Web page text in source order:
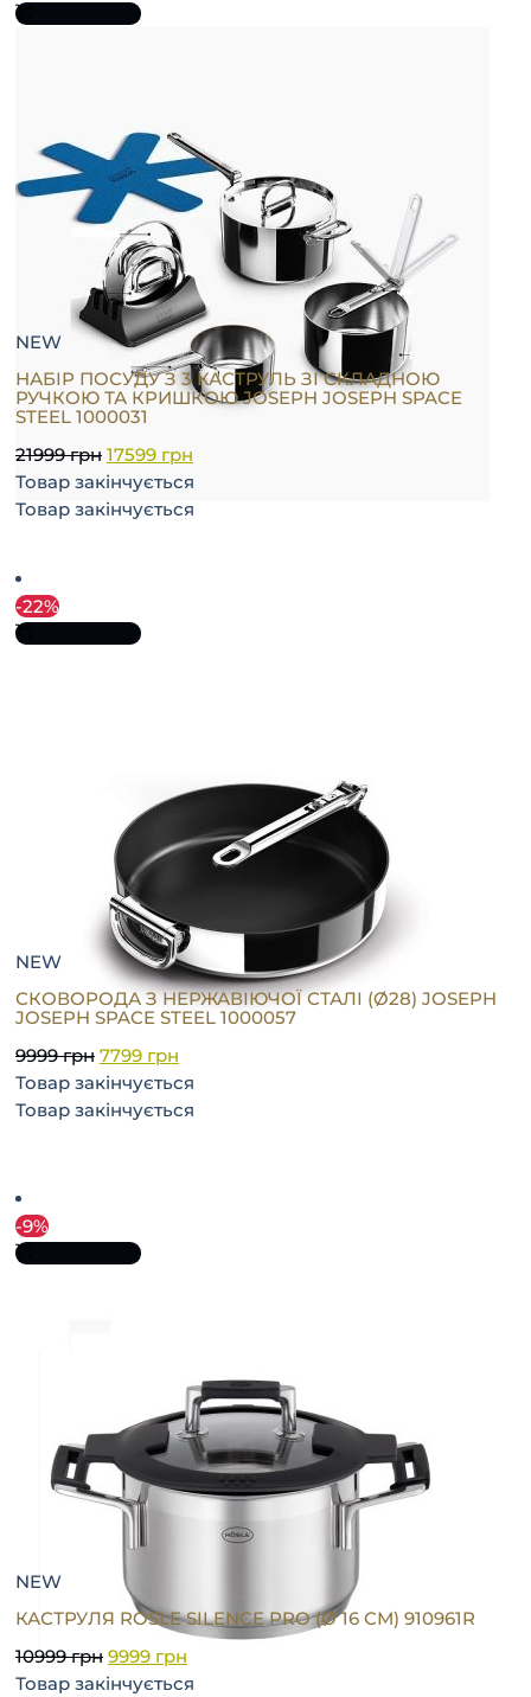
До кошика
NEW
НАБІР ПОСУДУ З 3 КАСТРУЛЬ ЗІ СКЛАДНОЮ
РУЧКОЮ ТА КРИШКОЮ JOSEPH JOSEPH SPACE
STEEL 1000031
21999грн 17599 грн
Товар закінчується
Товар закінчується
-22%
До кошика
NEW
СКОВОРОДА З НЕРЖАВІЮЧОЇ СТАЛІ (Ø28) JOSEPH
JOSEPH SPACE STEEL 1000057
9999грн 7799 грн
Товар закінчується
Товар закінчується
-9%
До кошика
NEW
КАСТРУЛЯ RÖSLE SILENCE PRO (Ø 16 СМ) 910961R
10999грн 9999 грн
Товар закінчується